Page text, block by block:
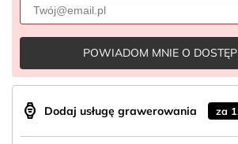
POWIADOM MNIE O
aod_watch Dodaj usługę grawerowania za